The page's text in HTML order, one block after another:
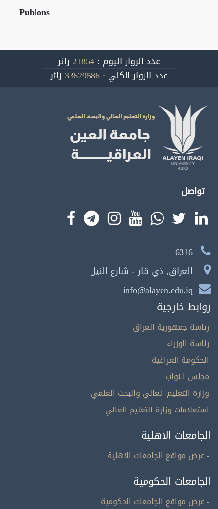
Publons
عدد الزوار اليوم : 21854 زائر
عدد الزوار الكلي : 33629586 زائر
تواصل
6316
العراق, ذي قار - شارع النيل
info@alayen.edu.iq
روابط خارجية
رئاسة جمهورية العراق
رئاسة الوزراء
الحكومة العراقية
مجلس النواب
وزارة التعليم العالي والبحث العلمي
استعلامات وزارة التعليم العالي
الجامعات الاهلية
- عرض مواقع الجامعات الاهلية
الجامعات الحكومية
- عرض مواقع الجامعات الحكومية